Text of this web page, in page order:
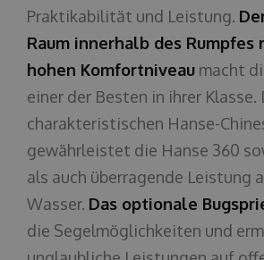
Praktikabilität und Leistung.
Raum innerhalb des Rumpfes
hohen Komfortniveau macht
einer der Besten in ihrer Klasse.
charakteristischen Hanse-
gewährleistet die Hanse 360
als auch überragende Leistung
Wasser. Das optionale
die Segelmöglichkeiten und